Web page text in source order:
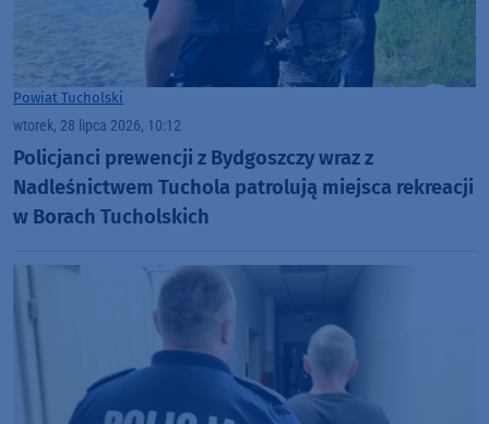
Powiat Tucholski
wtorek, 28 lipca 2026, 10:12
Policjanci prewencji z Bydgoszczy wraz z
Nadleśnictwem Tuchola patrolują miejsca rekreacji
w Borach Tucholskich